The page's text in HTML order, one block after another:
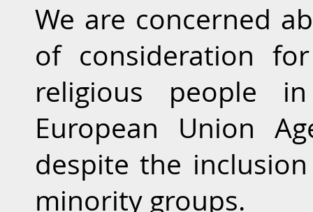
We are concerned
of consideration
religious people
European Union
despite the
minority groups.